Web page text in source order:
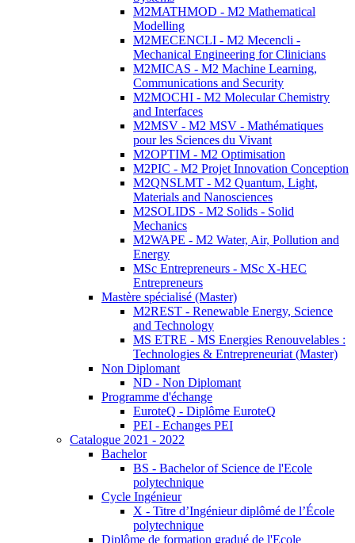
M2MATHMOD - M2 Mathematical
Modelling
M2MECENCLI - M2 Mecencli -
Mechanical Engineering for Clinicians
M2MICAS - M2 Machine Learning,
Communications and Security
M2MOCHI - M2 Molecular Chemistry
and Interfaces
M2MSV - M2 MSV - Mathématiques
pour les Sciences du Vivant
M2OPTIM - M2 Optimisation
M2PIC - M2 Projet Innovation Conception
M2QNSLMT - M2 Quantum, Light,
Materials and Nanosciences
M2SOLIDS - M2 Solids - Solid
Mechanics
M2WAPE - M2 Water, Air, Pollution and
Energy
MSc Entrepreneurs - MSc X-HEC
Entrepreneurs
Mastère spécialisé (Master)
M2REST - Renewable Energy, Science
and Technology
MS ETRE - MS Energies Renouvelables :
Technologies & Entrepreneuriat (Master)
Non Diplomant
ND - Non Diplomant
Programme d'échange
EuroteQ - Diplôme EuroteQ
PEI - Echanges PEI
Catalogue 2021 - 2022
Bachelor
BS - Bachelor of Science de l'Ecole
polytechnique
Cycle Ingénieur
X - Titre d’Ingénieur diplômé de l’École
polytechnique
Diplôme de formation gradué de l'Ecole